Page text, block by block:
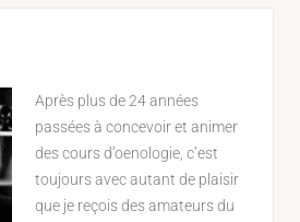
Après plus de 24 années
passées à concevoir et animer
des cours d’oenologie, c’est
toujours avec autant de plaisir
que je reçois des amateurs du